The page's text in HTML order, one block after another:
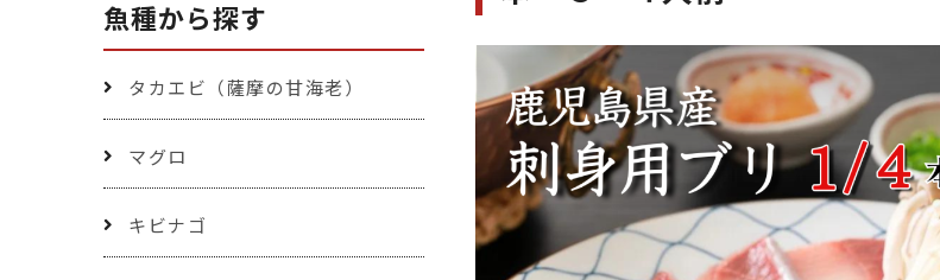
魚種から探す
タカエビ（薩摩の甘海老）
マグロ
キビナゴ